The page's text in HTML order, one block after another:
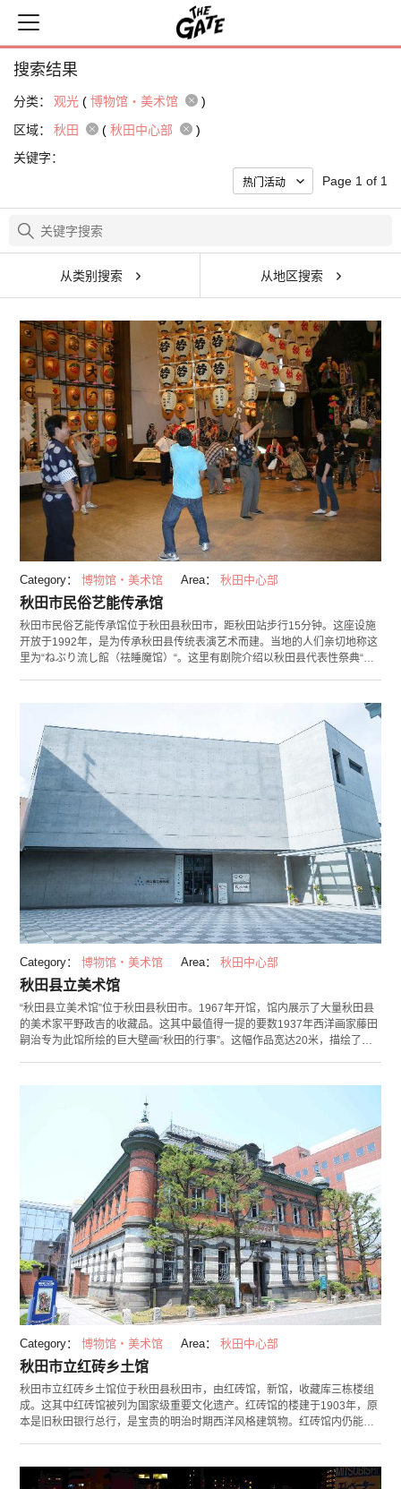
搜索结果
分类： 观光 ( 博物馆・美术馆
)
区域：
秋田 ( 秋田中心部
)
关键字：
Page 1 of 1
从类别搜索 从地区搜索
Category： 博物馆・美术馆 Area： 秋田中心部
秋田市民俗艺能传承馆
秋田市民俗艺能传承馆位于秋田县秋田市，距秋田站步行15分钟。这座设施
开放于1992年，是为传承秋田县传统表演艺术而建。当地的人们亲切地称这
里为“ねぶり流し館（祛睡魔馆）“。这里有剧院介绍以秋田县代表性祭典“竿
Category： 博物馆・美术馆 Area： 秋田中心部
秋田县立美术馆
“秋田县立美术馆”位于秋田县秋田市。1967年开馆，馆内展示了大量秋田县
的美术家平野政吉的收藏品。这其中最值得一提的要数1937年西洋画家藤田
嗣治专为此馆所绘的巨大壁画“秋田的行事”。这幅作品宽达20米，描绘了秋
角阶梯等，除美术展品外也有许多看点。
Category： 博物馆・美术馆 Area： 秋田中心部
秋田市立红砖乡土馆
秋田市立红砖乡土馆位于秋田县秋田市，由红砖馆，新馆，收藏库三栋楼组
成。这其中红砖馆被列为国家级重要文化遗产。红砖馆的楼建于1903年，原
本是旧秋田银行总行，是宝贵的明治时期西洋风格建筑物。红砖馆内仍能看